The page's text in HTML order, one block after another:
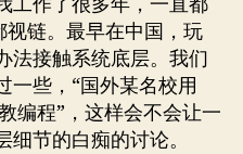
视链。最早在中国，玩
法接触系统底层。我们
一些，“国外某名校用
编程”，这样会不会让一
节的白痴的讨论。